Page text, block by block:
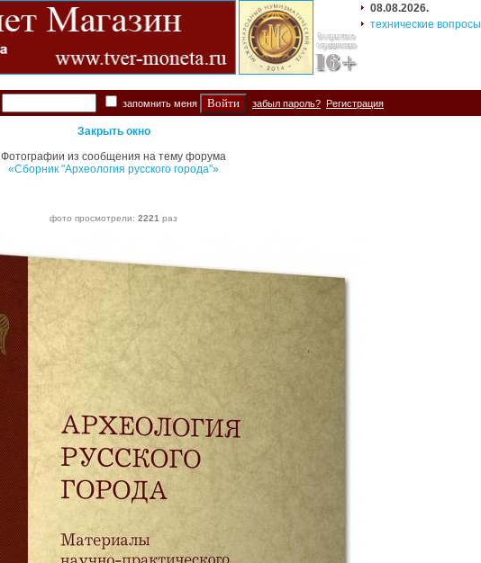
08.08.2026.
технические вопросы
запомнить меня забыл пароль? Регистрация
Закрыть окно
Фотографии из сообщения на тему форума
«Сборник "Археология русского города"»
фото просмотрели: 2221 раз